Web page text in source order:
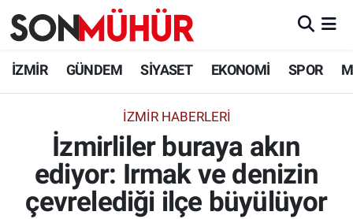
İZMİR GÜNDEM SİYASET EKONOMİ SPOR
İZMIR HABERLERI
İzmirliler buraya akın
ediyor: Irmak ve denizin
çevrelediği ilçe büyülüyor
İzmir Nöbetçi Eczaneler
İzmir Namaz Vakitleri
İzmir Trafik Yoğunluk Haritası